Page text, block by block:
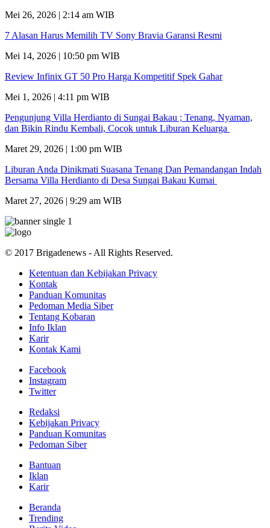
Mei 26, 2026 | 2:14 am WIB
7 Alasan Harus Memilih TV Sony Bravia Garansi Resmi
Mei 14, 2026 | 10:50 pm WIB
Review Infinix GT 50 Pro Harga Kompetitif Spek Gahar
Mei 1, 2026 | 4:11 pm WIB
Pengunjung Villa Herdianto di Sungai Bakau ; Tenang, Nyaman,
dan Bikin Rindu Kembali, Cocok untuk Liburan Keluarga
Maret 29, 2026 | 1:00 pm WIB
Liburan Anda Dinikmati Suasana Tenang Dan Pemandangan Indah
Bersama Villa Herdianto di Desa Sungai Bakau Kumai
Maret 27, 2026 | 9:29 am WIB
© 2017 Brigadenews - All Rights Reserved.
Ketentuan dan Kebijakan Privacy
Kontak
Panduan Komunitas
Pedoman Media Siber
Tentang Kobaran
Info Iklan
Karir
Kontak Kami
Facebook
Instagram
Twitter
Redaksi
Kebijakan Privacy
Panduan Komunitas
Pedoman Siber
Bantuan
Iklan
Karir
Beranda
Trending